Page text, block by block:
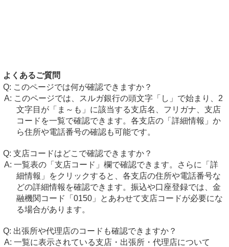
よくあるご質問
このページでは何が確認できますか？
このページでは、スルガ銀行の頭文字「し」で始まり、2
文字目が「ま～も」に該当する支店名、フリガナ、支店
コードを一覧で確認できます。各支店の「詳細情報」か
ら住所や電話番号の確認も可能です。
支店コードはどこで確認できますか？
一覧表の「支店コード」欄で確認できます。さらに「詳
細情報」をクリックすると、各支店の住所や電話番号な
どの詳細情報を確認できます。振込や口座登録では、金
融機関コード「0150」とあわせて支店コードが必要にな
る場合があります。
出張所や代理店のコードも確認できますか？
一覧に表示されている支店・出張所・代理店について